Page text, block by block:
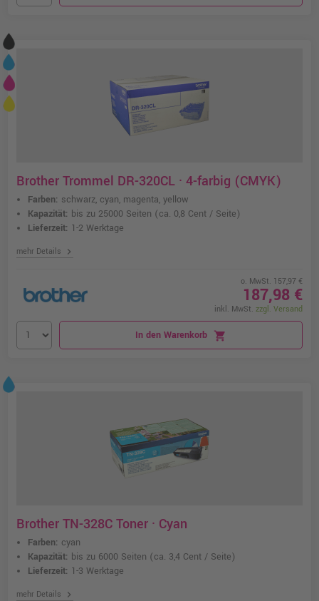
Brother Trommel DR-320CL · 4-farbig (CMYK)
Farben: schwarz, cyan, magenta, yellow
Kapazität: bis zu 25000 Seiten (ca. 0,8 Cent / Seite)
Lieferzeit: 1-2 Werktage
mehr Details chevron_right
o. MwSt. 157,97 €
187,98 €
inkl. MwSt. zzgl. Versand
In den Warenkorb shopping_cart
Brother TN-328C Toner · Cyan
Farben: cyan
Kapazität: bis zu 6000 Seiten (ca. 3,4 Cent / Seite)
Lieferzeit: 1-3 Werktage
mehr Details chevron_right